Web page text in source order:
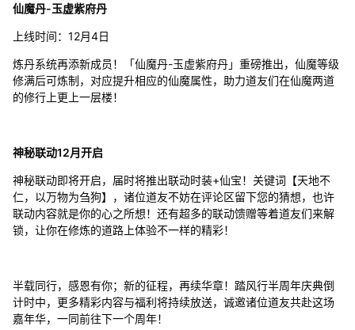
仙魔丹-玉虚紫府丹
上线时间：12月4日
炼丹系统再添新成员！「仙魔丹-玉虚紫府丹」重磅推出，仙魔等级
修满后可炼制，对应提升相应的仙魔属性，助力道友们在仙魔两道
的修行上更上一层楼！
神秘联动12月开启
神秘联动即将开启，届时将推出联动时装+仙宝！关键词【天地不
仁，以万物为刍狗】，诸位道友不妨在评论区留下您的猜想，也许
联动内容就是你的心之所想！还有超多的联动馈赠等着道友们来解
锁，让你在修炼的道路上体验不一样的精彩！
半载同行，感恩有你；新的征程，再续华章！踏风行半周年庆典倒
计时中，更多精彩内容与福利将持续放送，诚邀诸位道友共赴这场
嘉年华，一同前往下一个周年！